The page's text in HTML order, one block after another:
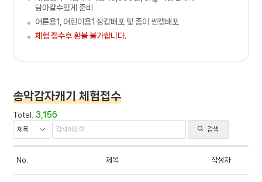
담아갈수있게 준비
어른용1, 어린이용1 장갑배포 및 종이 썬캡배포
체험 접수후 환불 불가합니다.
송악감자캐기 체험접수
Total. 3,156
검색
No. 제목 작성자